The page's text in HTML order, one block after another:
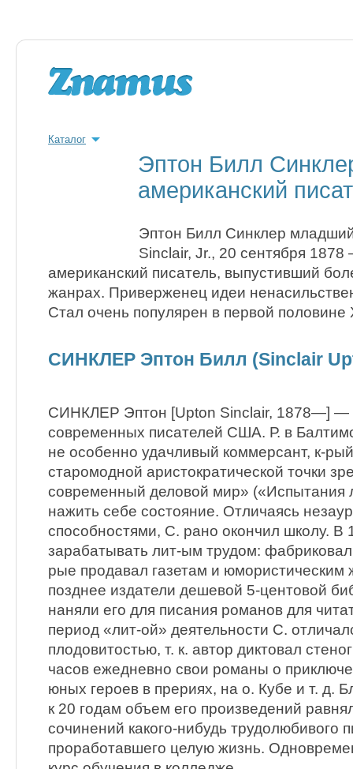
Каталог
Эптон Билл
американский
Эптон Билл Синклер
Sinclair, Jr., 20 сентября
американский писатель, выпустивший
жанрах. Приверженец идеи
Стал очень популярен в первой половине
СИНКЛЕР Эптон Билл (Sinclair
СИНКЛЕР Эптон [Upton Sinclair, 1878—] —
современных писателей США. Р. в
не особенно удачливый коммерсант, к-
старомодной аристократической точки
современный деловой мир» («Испытания
нажить себе состояние. Отличаясь
способностями, С. рано окончил школу. В
зарабатывать лит-ым трудом:
рые продавал газетам и юмористическим
позднее издатели дешевой 5-центовой
наняли его для писания романов для
период «лит-ой» деятельности С.
плодовитостью, т. к. автор диктовал
часов ежедневно свои романы о
юных героев в прериях, на о. Кубе и т. д.
к 20 годам объем его произведений
сочинений какого-нибудь трудолюбивого
проработавшего целую жизнь.